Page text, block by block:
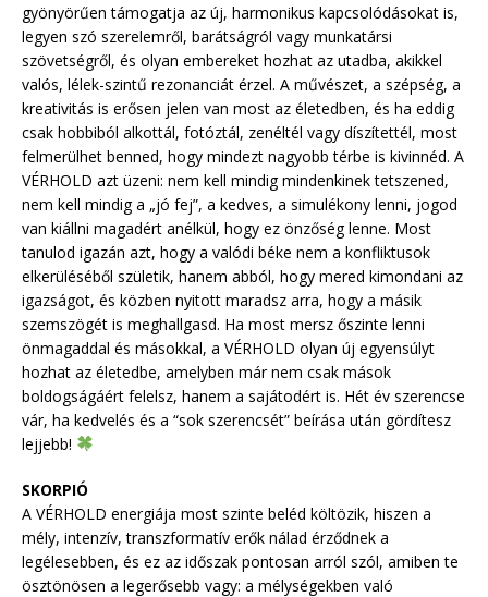
gyönyörűen támogatja az új, harmonikus kapcsolódásokat is,
legyen szó szerelemről, barátságról vagy munkatársi
szövetségről, és olyan embereket hozhat az utadba, akikkel
valós, lélek-szintű rezonanciát érzel. A művészet, a szépség, a
kreativitás is erősen jelen van most az életedben, és ha eddig
csak hobbiból alkottál, fotóztál, zenéltél vagy díszítettél, most
felmerülhet benned, hogy mindezt nagyobb térbe is kivinnéd. A
VÉRHOLD azt üzeni: nem kell mindig mindenkinek tetszened,
nem kell mindig a „jó fej”, a kedves, a simulékony lenni, jogod
van kiállni magadért anélkül, hogy ez önzőség lenne. Most
tanulod igazán azt, hogy a valódi béke nem a konfliktusok
elkerüléséből születik, hanem abból, hogy mered kimondani az
igazságot, és közben nyitott maradsz arra, hogy a másik
szemszögét is meghallgasd. Ha most mersz őszinte lenni
önmagaddal és másokkal, a VÉRHOLD olyan új egyensúlyt
hozhat az életedbe, amelyben már nem csak mások
boldogságáért felelsz, hanem a sajátodért is. Hét év szerencse
vár, ha kedvelés és a “sok szerencsét” beírása után gördítesz
lejjebb!
SKORPIÓ
A VÉRHOLD energiája most szinte beléd költözik, hiszen a
mély, intenzív, transzformatív erők nálad érződnek a
legélesebben, és ez az időszak pontosan arról szól, amiben te
ösztönösen a legerősebb vagy: a mélységekben való